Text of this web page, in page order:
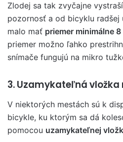
Zlodej sa tak zvyčajne
pozornosť a od bicyklu radšej
malo mať priemer minimálne
priemer možno ľahko
snímače fungujú na mikro
3. Uzamykateľná vložka
V niektorých mestách sú k
bicykle, ku ktorým sa dá
pomocou uzamykateľnej